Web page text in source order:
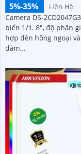
5%-35%
Liên Hệ
Camera DS-
biến 1/1. 8", độ phân
hợp đèn hồng ngoại
đàm...